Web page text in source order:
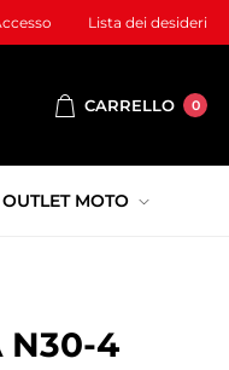
Lista dei desideri
CARRELLO 0
OUTLET MOTO
N30-4